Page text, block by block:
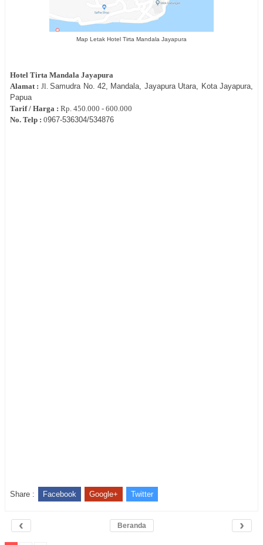
Map Letak Hotel Tirta Mandala Jayapura
Hotel Tirta Mandala Jayapura
Alamat : Jl.Samudra No. 42, Mandala, Jayapura Utara, Kota Jayapura,
Papua
Tarif / Harga : Rp. 450.000 - 600.000
No. Telp : 0967-536304/534876
Share : Facebook Google+ Twitter
‹ ›
Beranda